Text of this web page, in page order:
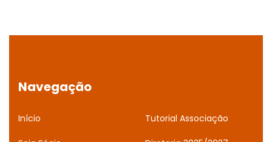
Navegação
Início Tutorial Associação